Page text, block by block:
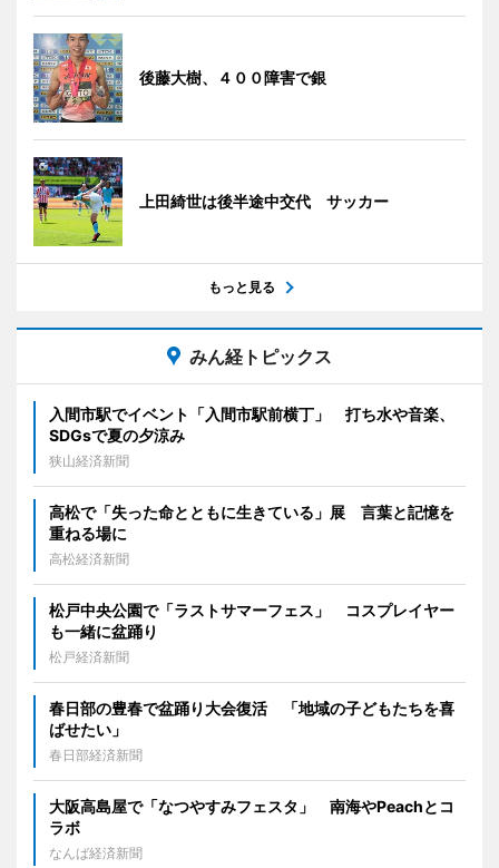
後藤大樹、４００障害で銀
上田綺世は後半途中交代 サッカー
もっと見る
みん経トピックス
入間市駅でイベント「入間市駅前横丁」 打ち水や音楽、
SDGsで夏の夕涼み
狭山経済新聞
高松で「失った命とともに生きている」展 言葉と記憶を
重ねる場に
高松経済新聞
松戸中央公園で「ラストサマーフェス」 コスプレイヤー
も一緒に盆踊り
松戸経済新聞
春日部の豊春で盆踊り大会復活 「地域の子どもたちを喜
ばせたい」
春日部経済新聞
大阪高島屋で「なつやすみフェスタ」 南海やPeachとコ
ラボ
なんば経済新聞